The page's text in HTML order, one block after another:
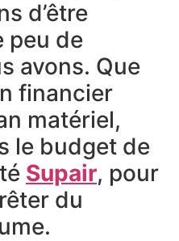
d’être
peu de
avons. Que
financier
matériel,
le budget de
Supair, pour
du